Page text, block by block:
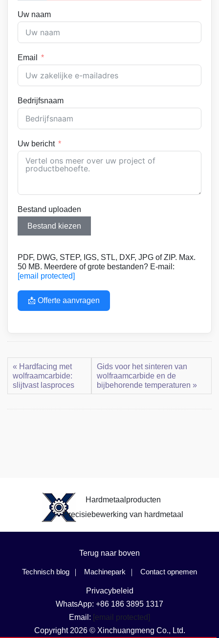
Uw naam
Email
Bedrijfsnaam
Uw bericht
Bestand uploaden
Bestand kiezen
PDF, DWG, STEP, IGS, STL, DXF, JPG of ZIP. Max.
50 MB. Meerdere of grote bestanden? E-mail:
[email protected]
📩 Offerte aanvragen
« Hardfacing met
wolfraamcarbide:
slijtvast lasproces
Gids voor het sinteren van
wolfraamcarbide en de
bijbehorende temperaturen »
Hardmetaalproducten
Precisiebewerking van hardmetaal
Terug naar boven
Technisch blog Machinepark Contact opnemen
Privacybeleid
WhatsApp: +86 186 3895 1317
Email: [email protected]
Copyright 2026 © Xinchuangmeng Co., Ltd.